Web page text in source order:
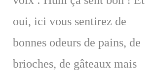
oui, ici vous sentirez de
bonnes odeurs de pains, de
brioches, de gâteaux mais